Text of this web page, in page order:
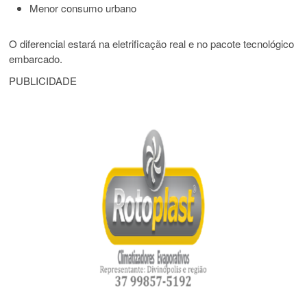
Menor consumo urbano
O diferencial estará na eletrificação real e no pacote tecnológico
embarcado.
PUBLICIDADE